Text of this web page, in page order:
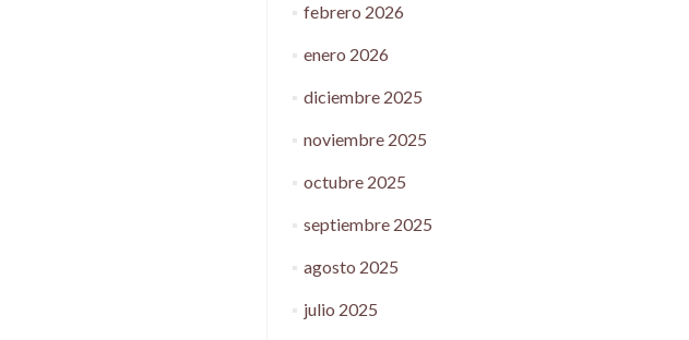
febrero 2026
enero 2026
diciembre 2025
noviembre 2025
octubre 2025
septiembre 2025
agosto 2025
julio 2025